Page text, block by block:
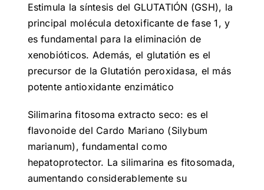
Estimula la síntesis del GLUTATIÓN (GSH), la
principal molécula detoxificante de fase 1, y
es fundamental para la eliminación de
xenobióticos. Además, el glutatión es el
precursor de la Glutatión peroxidasa, el más
potente antioxidante enzimático
Silimarina fitosoma extracto seco: es el
flavonoide del Cardo Mariano (Silybum
marianum), fundamental como
hepatoprotector. La silimarina es fitosomada,
aumentando considerablemente su